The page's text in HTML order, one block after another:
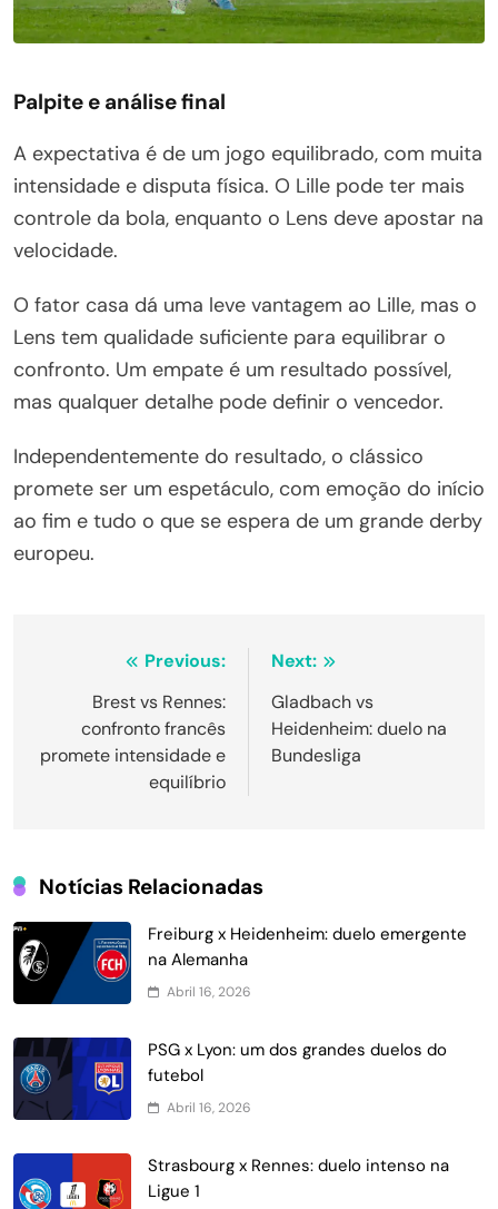
Palpite e análise final
A expectativa é de um jogo equilibrado, com muita
intensidade e disputa física. O Lille pode ter mais
controle da bola, enquanto o Lens deve apostar na
velocidade.
O fator casa dá uma leve vantagem ao Lille, mas o
Lens tem qualidade suficiente para equilibrar o
confronto. Um empate é um resultado possível,
mas qualquer detalhe pode definir o vencedor.
Independentemente do resultado, o clássico
promete ser um espetáculo, com emoção do início
ao fim e tudo o que se espera de um grande derby
europeu.
Navegação
Post
Previous:
Brest vs Rennes:
confronto francês
promete intensidade e
equilíbrio
Next:
Gladbach vs
Heidenheim: duelo na
Bundesliga
Notícias Relacionadas
Freiburg x Heidenheim: duelo emergente
na Alemanha
Abril 16, 2026
PSG x Lyon: um dos grandes duelos do
futebol
Abril 16, 2026
Strasbourg x Rennes: duelo intenso na
Ligue 1